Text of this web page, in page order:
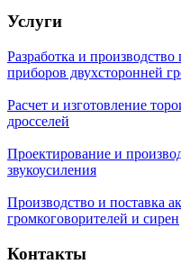
Услуги
Разработка и
приборов двухсторонней
Расчет и изготовление
дросселей
Проектирование и
звукоусиления
Производство и поставка
громкоговорителей и сирен
Контакты